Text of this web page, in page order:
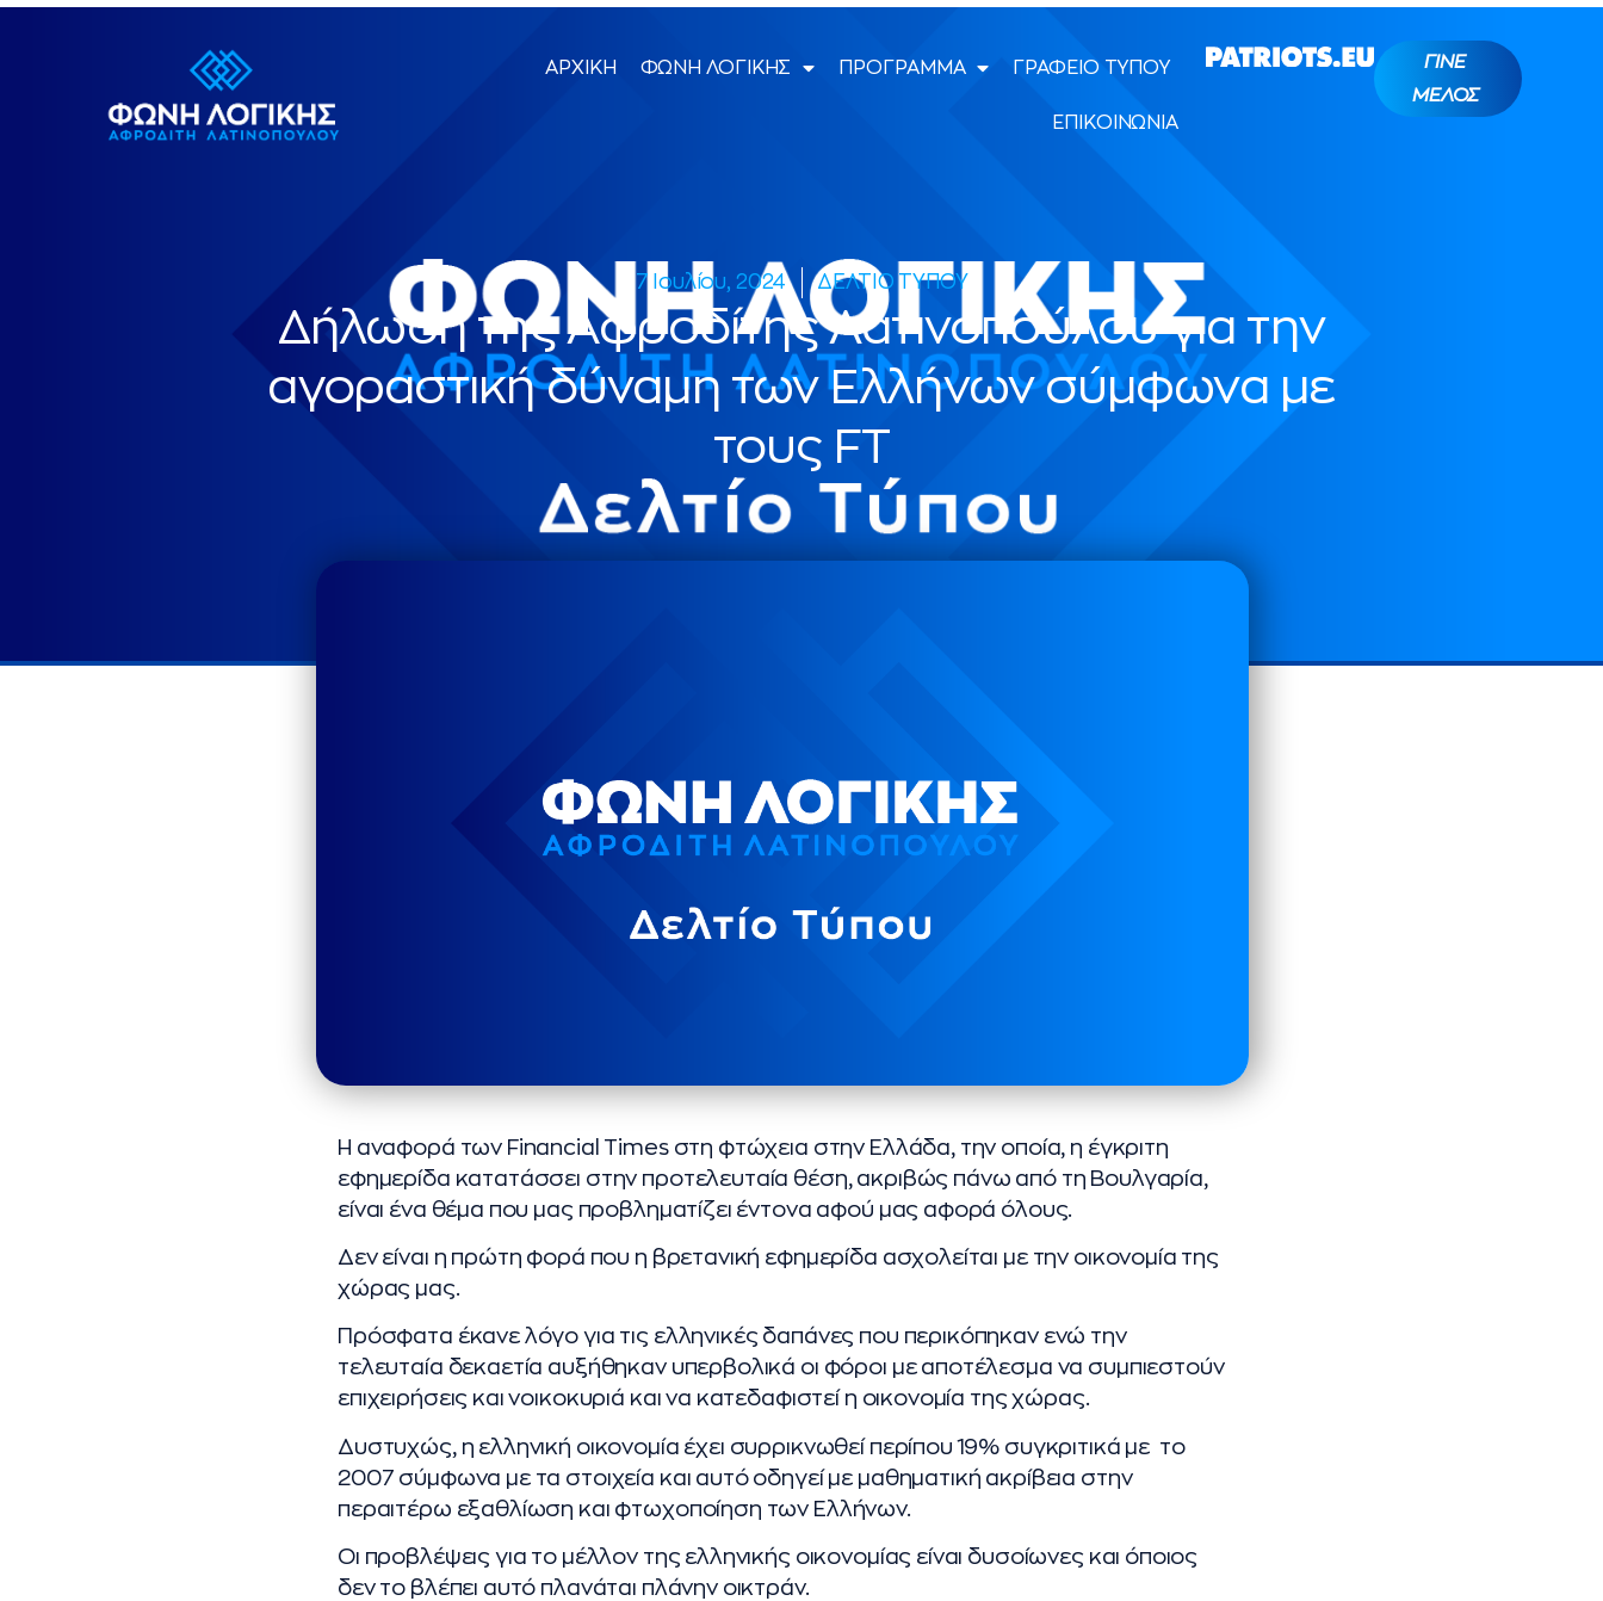
ΑΡΧΙΚΗ ΦΩΝΗ ΛΟΓΙΚΗΣ ΠΡΟΓΡΑΜΜΑ ΓΡΑΦΕΙΟ ΤΥΠΟΥ
ΕΠΙΚΟΙΝΩΝΙΑ
ΓΙΝΕ
ΜΕΛΟΣ
7 Ιουλίου, 2024 ΔΕΛΤΙΟ ΤΥΠΟΥ
Δήλωση της Αφροδίτης Λατινοπούλου για την
αγοραστική δύναμη των Ελλήνων σύμφωνα με
τους FT
Η αναφορά των Financial Times στη φτώχεια στην Ελλάδα, την οποία, η έγκριτη
εφημερίδα κατατάσσει στην προτελευταία θέση, ακριβώς πάνω από τη Βουλγαρία,
είναι ένα θέμα που μας προβληματίζει έντονα αφού μας αφορά όλους.
Δεν είναι η πρώτη φορά που η βρετανική εφημερίδα ασχολείται με την οικονομία της
χώρας μας.
Πρόσφατα έκανε λόγο για τις ελληνικές δαπάνες που περικόπηκαν ενώ την
τελευταία δεκαετία αυξήθηκαν υπερβολικά οι φόροι με αποτέλεσμα να συμπιεστούν
επιχειρήσεις και νοικοκυριά και να κατεδαφιστεί η οικονομία της χώρας.
Δυστυχώς, η ελληνική οικονομία έχει συρρικνωθεί περίπου 19% συγκριτικά με το
2007 σύμφωνα με τα στοιχεία και αυτό οδηγεί με μαθηματική ακρίβεια στην
περαιτέρω εξαθλίωση και φτωχοποίηση των Ελλήνων.
Οι προβλέψεις για το μέλλον της ελληνικής οικονομίας είναι δυσοίωνες και όποιος
δεν το βλέπει αυτό πλανάται πλάνην οικτράν.